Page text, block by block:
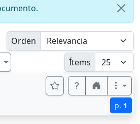
Orden
Ítems
p. 1